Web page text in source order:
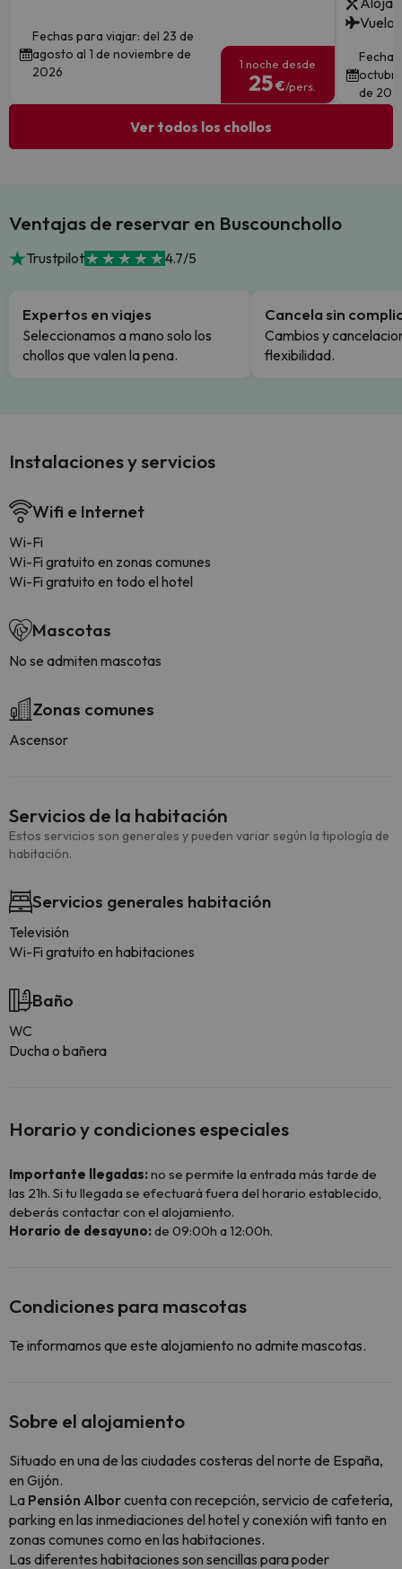
Fechas para viajar: del 23 de
agosto al 1 de noviembre de
2026
1 noche desde
25€/pers.
de
Ver todos los chollos
Ventajas de reservar en Buscounchollo
Trustpilot 4.7/5
Expertos en viajes
Seleccionamos a mano solo los
chollos que valen la pena.
Cancela sin
Cambios y
flexibilidad.
Instalaciones y servicios
Wifi e Internet
Wi-Fi
Wi-Fi gratuito en zonas comunes
Wi-Fi gratuito en todo el hotel
Mascotas
No se admiten mascotas
Zonas comunes
Ascensor
Servicios de la habitación
Estos servicios son generales y pueden variar según la tipología de
habitación.
Servicios generales habitación
Televisión
Wi-Fi gratuito en habitaciones
Baño
WC
Ducha o bañera
Horario y condiciones especiales
Importante llegadas:no se permite la entrada más tarde de
las 21h. Si tu llegada se efectuará fuera del horario establecido,
deberás contactar con el alojamiento.
Horario de desayuno:de 09:00h a 12:00h.
Condiciones para mascotas
Te informamos que este alojamiento no admite mascotas.
Sobre el alojamiento
Situado en una de las ciudades costeras del norte de España,
en Gijón.
La Pensión Alborcuenta con recepción, servicio de cafetería,
parking en las inmediaciones del hotel y conexión wifi tanto en
zonas comunes como en las habitaciones.
Las diferentes habitaciones son sencillas para poder